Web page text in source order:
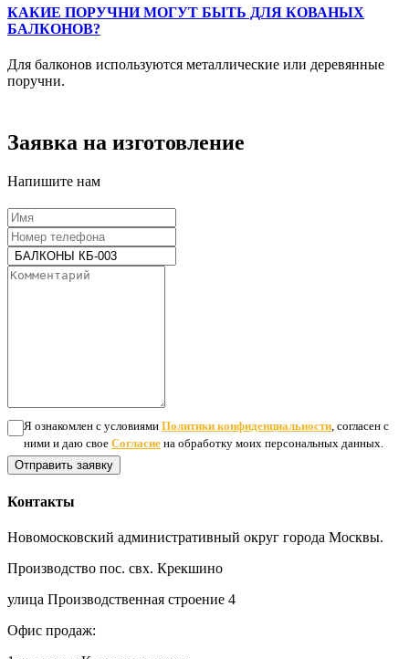
КАКИЕ ПОРУЧНИ МОГУТ БЫТЬ ДЛЯ КОВАНЫХ
БАЛКОНОВ?
Для балконов используются металлические или деревянные
поручни.
Заявка на изготовление
Напишите нам
Я ознакомлен с условиями Политики конфиденциальности , согласен с
ними и даю свое Согласие на обработку моих персональных данных.
Отправить заявку
Контакты
Новомосковский административный округ города Москвы.
Производство пос. свх. Крекшино
улица Производственная строение 4
Офис продаж: